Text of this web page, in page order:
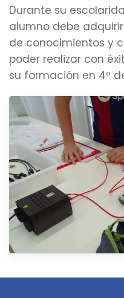
Durante su
alumno debe
de conocimientos y
poder realizar con
su formación en 4º